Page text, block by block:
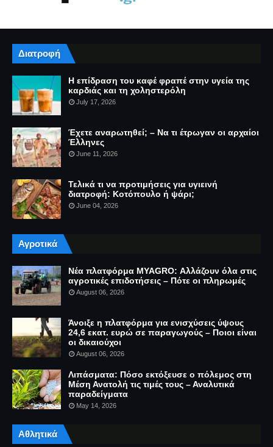
Διατροφή
Η επίδραση του καφέ φραπέ στην υγεία της
καρδιάς και τη χοληστερόλη
July 17, 2026
Έχετε αναρωτηθεί; – Να τι έτρωγαν οι αρχαίοι
Έλληνες
June 11, 2026
Τελικά τι να προτιμήσεις για υγιεινή
διατροφή: Κοτόπουλο ή ψάρι;
June 04, 2026
Αγροτικά
Νέα πλατφόρμα MYAGRO: Αλλάζουν όλα στις
αγροτικές επιδοτήσεις – Πότε οι πληρωμές
August 06, 2026
Άνοιξε η πλατφόρμα για ενισχύσεις ύψους
24,6 εκατ. ευρώ σε παραγωγούς – Ποιοι είναι
οι δικαιούχοι
August 06, 2026
Λιπάσματα: Πόσο εκτόξευσε ο πόλεμος στη
Μέση Ανατολή τις τιμές τους – Αναλυτικά
παραδείγματα
May 14, 2026
Αθλητικά